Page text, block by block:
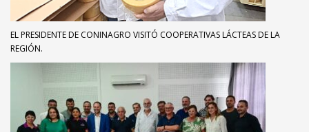
EL PRESIDENTE DE CONINAGRO VISITÓ COOPERATIVAS LÁCTEAS DE LA
REGIÓN.